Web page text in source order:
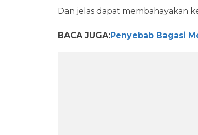
Dan jelas dapat membahayakan
BACA JUGA:Penyebab Bagasi